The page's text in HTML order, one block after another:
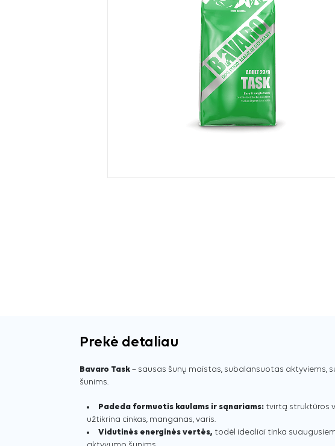
Prekė detaliau
Bavaro Task – sausas šunų maistas, subalansuotas aktyviems,
šunims.
Padeda formuotis kaulams ir sąnariams: tvirtą struktūros
užtikrina cinkas, manganas, varis.
Vidutinės energinės vertės, todėl idealiai tinka